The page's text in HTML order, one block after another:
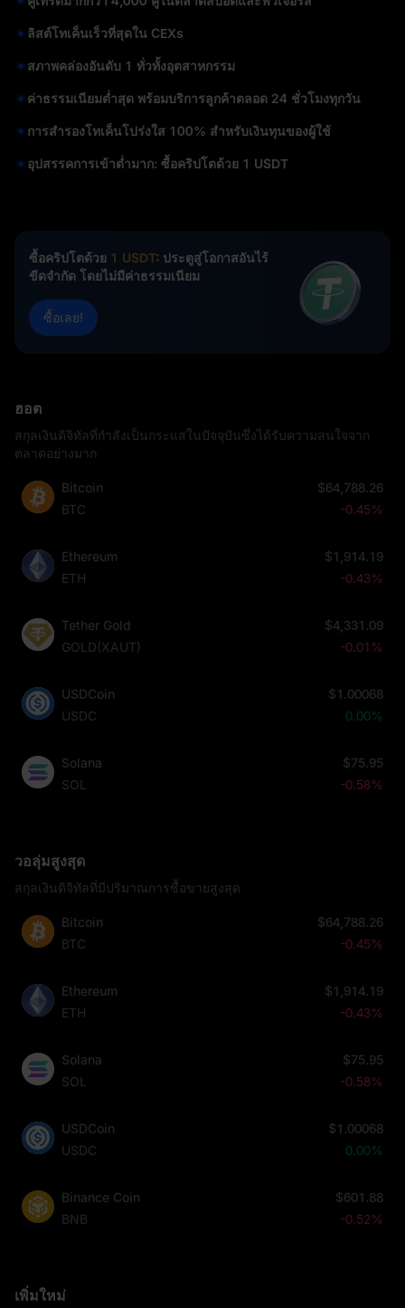
ลิสต์โทเค็นเร็วที่สุดใน CEXs
สภาพคล่องอันดับ 1 ทั่วทั้งอุตสาหกรรม
ค่าธรรมเนียมต่ำสุด พร้อมบริการลูกค้าตลอด 24 ชั่วโมงทุกวัน
การสำรองโทเค็นโปร่งใส 100% สำหรับเงินทุนของผู้ใช้
อุปสรรคการเข้าต่ำมาก: ซื้อคริปโตด้วย 1 USDT
ซื้อคริปโตด้วย 1 USDT: ประตูสู่โอกาสอันไร้
ขีดจำกัด โดยไม่มีค่าธรรมเนียม
ซื้อเลย!
ฮอต
สกุลเงินดิจิทัลที่กำลังเป็นกระแสในปัจจุบันซึ่งได้รับความสนใจจาก
ตลาดอย่างมาก
Bitcoin
BTC
$64,788.26
-0.45%
Ethereum
ETH
$1,914.19
-0.43%
Tether Gold
GOLD(XAUT)
$4,331.09
-0.01%
USDCoin
USDC
$1.00068
0.00%
Solana
SOL
$75.95
-0.58%
วอลุ่มสูงสุด
สกุลเงินดิจิทัลที่มีปริมาณการซื้อขายสูงสุด
Bitcoin
BTC
$64,788.26
-0.45%
Ethereum
ETH
$1,914.19
-0.43%
Solana
SOL
$75.95
-0.58%
USDCoin
USDC
$1.00068
0.00%
Binance Coin
BNB
$601.88
-0.52%
เพิ่มใหม่